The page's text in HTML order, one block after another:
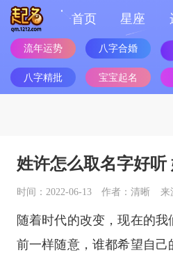
首页 星座
流年运势 八字合婚
八字精批 宝宝起名
姓许怎么取名字好听
时间：2022-06-13 作者：清晰 来
随着时代的改变，现在的
前一样随意，谁都希望自